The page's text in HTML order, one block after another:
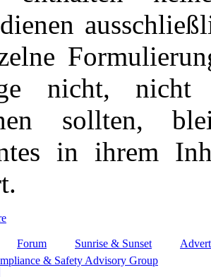
nicht,
sollten,
in ihrem
Forum Sunrise & Sunset
& Safety Advisory Group